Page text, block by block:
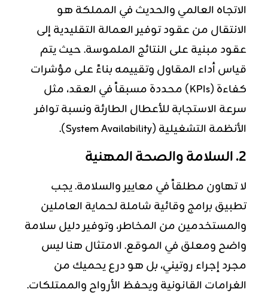
الاتجاه العالمي والحديث في المملكة هو
الانتقال من عقود توفير العمالة التقليدية إلى
عقود مبنية على النتائج الملموسة. حيث يتم
قياس أداء المقاول وتقييمه بناءً على مؤشرات
كفاءة
(KPIs) محددة مسبقاً في العقد، مثل
سرعة الاستجابة للأعطال الطارئة ونسبة توافر
الأنظمة التشغيلية (System Availability).
2. السلامة والصحة المهنية
لا تهاون مطلقاً في معايير والسلامة. يجب
تطبيق برامج وقائية شاملة لحماية العاملين
والمستخدمين من المخاطر، وتوفير دليل سلامة
واضح ومعلق في الموقع. الامتثال هنا ليس
مجرد إجراء روتيني، بل هو درع يحميك من
الغرامات القانونية ويحفظ الأرواح والممتلكات.